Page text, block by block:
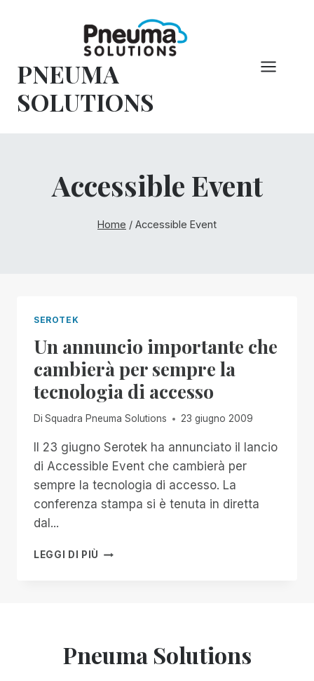
PNEUMA
SOLUTIONS
Accessible Event
Home / Accessible Event
SEROTEK
Un annuncio importante che
cambierà per sempre la
tecnologia di accesso
Di Squadra Pneuma Solutions 23 giugno 2009
Il 23 giugno Serotek ha annunciato il lancio
di Accessible Event che cambierà per
sempre la tecnologia di accesso. La
conferenza stampa si è tenuta in diretta
dal...
LEGGI DI PIÙ UN
LA
Pneuma Solutions